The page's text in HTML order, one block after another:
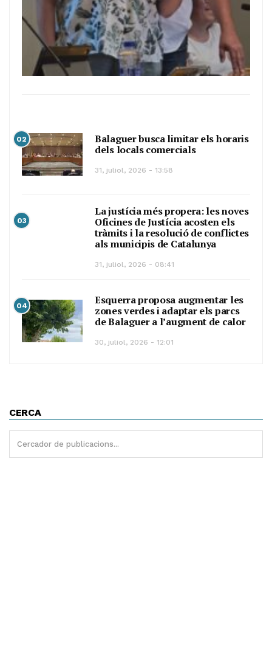
02
Balaguer busca limitar els horaris
dels locals comercials
31, juliol, 2026 - 13:58
03
La justícia més propera: les noves
Oficines de Justícia acosten els
tràmits i la resolució de conflictes
als municipis de Catalunya
31, juliol, 2026 - 08:41
04
Esquerra proposa augmentar les
zones verdes i adaptar els parcs
de Balaguer a l’augment de calor
30, juliol, 2026 - 12:01
CERCA